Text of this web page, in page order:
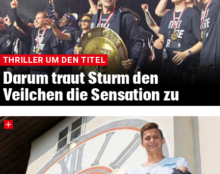
THRILLER UM DEN TITEL
Darum traut Sturm den
Veilchen die Sensation zu